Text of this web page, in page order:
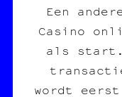
Een
Casino
als start.
wordt